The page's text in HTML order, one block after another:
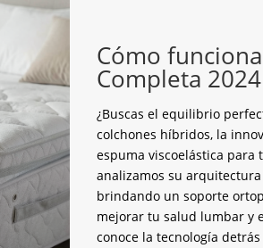
Cómo
Completa 2024
¿Buscas el equilibrio
colchones híbridos, la
espuma viscoelástica para
analizamos su
brindando un soporte
mejorar tu salud lumbar y
conoce la tecnología